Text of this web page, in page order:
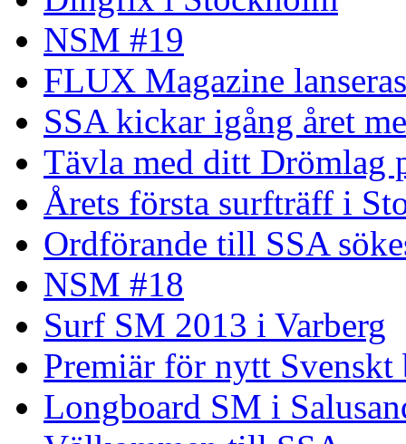
NSM #19
FLUX Magazine lanseras
SSA kickar igång året
Tävla med ditt Drömlag
Årets första surfträff i
Ordförande till SSA
NSM #18
Surf SM 2013 i Varberg
Premiär för nytt Svenskt
Longboard SM i